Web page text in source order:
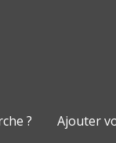
?
Ajouter